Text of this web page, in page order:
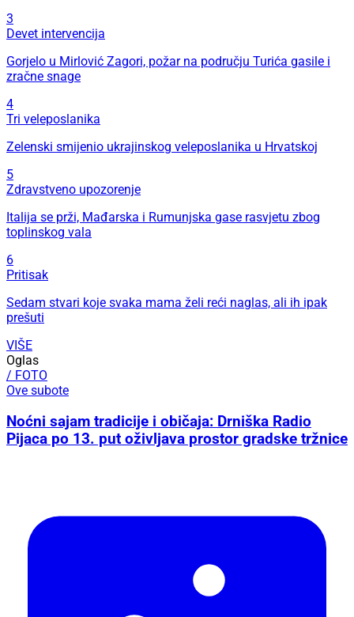
3
Devet intervencija
Gorjelo u Mirlović Zagori, požar na području Turića gasile i
zračne snage
4
Tri veleposlanika
Zelenski smijenio ukrajinskog veleposlanika u Hrvatskoj
5
Zdravstveno upozorenje
Italija se prži, Mađarska i Rumunjska gase rasvjetu zbog
toplinskog vala
6
Pritisak
Sedam stvari koje svaka mama želi reći naglas, ali ih ipak
prešuti
VIŠE
Oglas
/ FOTO
Ove subote
Noćni sajam tradicije i običaja: Drniška Radio
Pijaca po 13. put oživljava prostor gradske tržnice